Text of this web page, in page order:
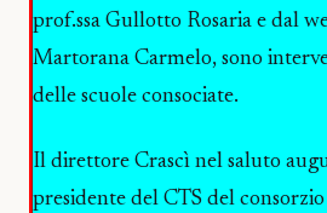
prof.ssa Gullotto Rosaria e dal
Martorana Carmelo, sono
delle scuole consociate.
Il direttore Crascì nel saluto
presidente del CTS del